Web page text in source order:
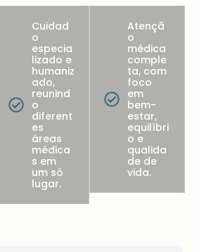
Cuidad
o
especia
lizado e
humaniz
ado,
reunind
o
diferent
es
áreas
médica
s em
um só
lugar.
Atençã
o
médica
comple
ta, com
foco
em
bem-
estar,
equilíbri
o e
qualida
de de
vida.